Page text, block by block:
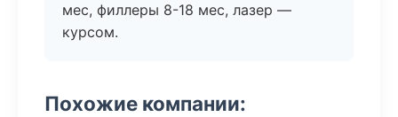
мес, филлеры 8-18 мес, лазер —
курсом.
Похожие компании: